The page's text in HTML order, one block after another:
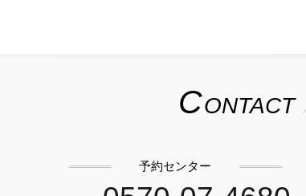
CONTACT
予約センター